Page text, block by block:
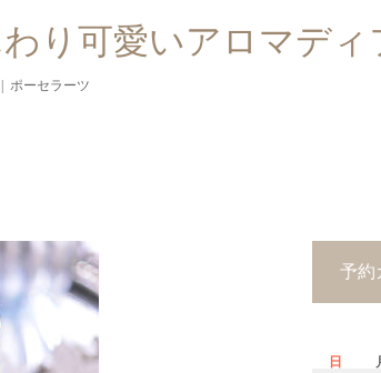
り可愛いアロマディ
ポーセラーツ
予約
日